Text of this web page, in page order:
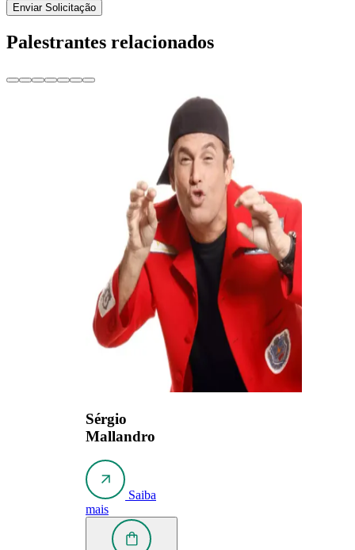
Enviar Solicitação
Palestrantes relacionados
Sérgio
Mallandro
Saiba
mais